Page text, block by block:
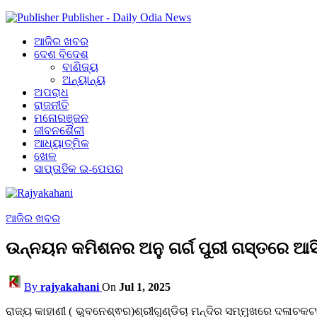
Publisher - Daily Odia News
ଆଜିର ଖବର
ଦେଶ ବିଦେଶ
ବାଣିଜ୍ୟ
ଅନ୍ୟାନ୍ୟ
ଅପରାଧ
ରାଜନୀତି
ମନୋରଞ୍ଜନ
ଜୀବନଶୈଳୀ
ଆଧ୍ୟାତ୍ମିକ
ଖେଳ
ସାପ୍ତାହିକ ଇ-ପେପର
ଆଜିର ଖବର
ଉନ୍ନୟନ କମିଶନର ଅନୁ ଗର୍ଗ ପୁରୀ ଗସ୍ତରେ
By rajyakahani On Jul 1, 2025
ରାଜ୍ୟ କାହାଣୀ ( ଭୁବନେଶ୍ଵର)ଶ୍ରୀଗୁଣ୍ଡିଚା ମନ୍ଦିର ସମ୍ମୁଖରେ